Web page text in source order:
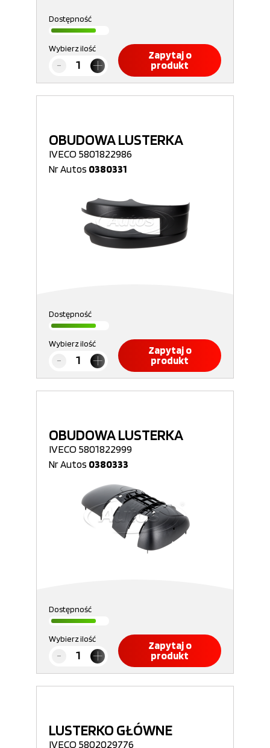
Dostępność
Wybierz ilość
Zapytaj o
produkt
OBUDOWA LUSTERKA
IVECO 5801822986
Nr Autos 0380331
Dostępność
Wybierz ilość
Zapytaj o
produkt
OBUDOWA LUSTERKA
IVECO 5801822999
Nr Autos 0380333
Dostępność
Wybierz ilość
Zapytaj o
produkt
LUSTERKO GŁÓWNE
IVECO 5802029776